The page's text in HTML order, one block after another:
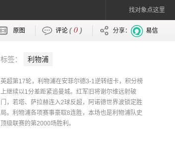
找对象点这里
原图 评论 (0 ) 分享： 易信
标签： 利物浦
英超第17轮，利物浦在安菲尔德3-1逆转纽卡，积分榜
上继续以1分差距紧追曼城。红军旧将谢尔维远射破
门，若塔、萨拉赫连入2球反超，阿诺德世界波锁定胜
局。利物浦各项赛事豪取8连胜，本场也是利物浦队史
顶级联赛的第2000场胜利。